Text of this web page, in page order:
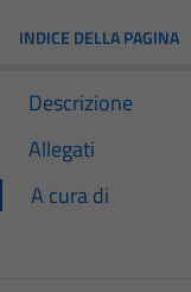
INDICE DELLA PAGINA
Descrizione
Allegati
A cura di